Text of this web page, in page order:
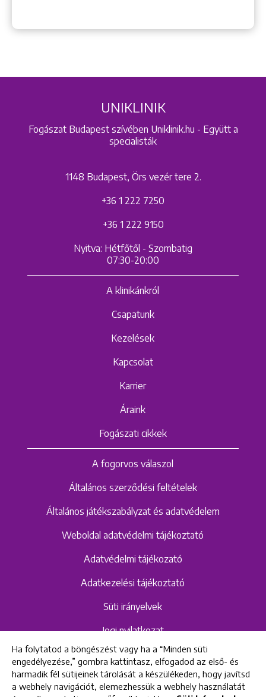
UNIKLINIK
Fogászat Budapest szívében Uniklinik.hu - Együtt a
specialisták
1148 Budapest, Örs vezér tere 2.
+36 1 222 7250
+36 1 222 9150
Nyitva: Hétfőtől - Szombatig
07:30-20:00
A klinikánkról
Csapatunk
Kezelések
Kapcsolat
Karrier
Áraink
Fogászati cikkek
A fogorvos válaszol
Általános szerződési feltételek
Általános játékszabályzat és adatvédelem
Weboldal adatvédelmi tájékoztató
Adatvédelmi tájékozató
Adatkezelési tájékoztató
Süti irányelvek
Jogi nyilatkozat
Hangrögzítéshez kapcsolódó adatvédelmi
szabályzat és tájékoztató
Ha folytatod a böngészést vagy ha a “Minden süti
engedélyezése,” gombra kattintasz, elfogadod az első- és
harmadik fél sütijeinek tárolását a készülékeden, hogy javítsd
a webhely navigációt, elemezhessük a webhely használatát